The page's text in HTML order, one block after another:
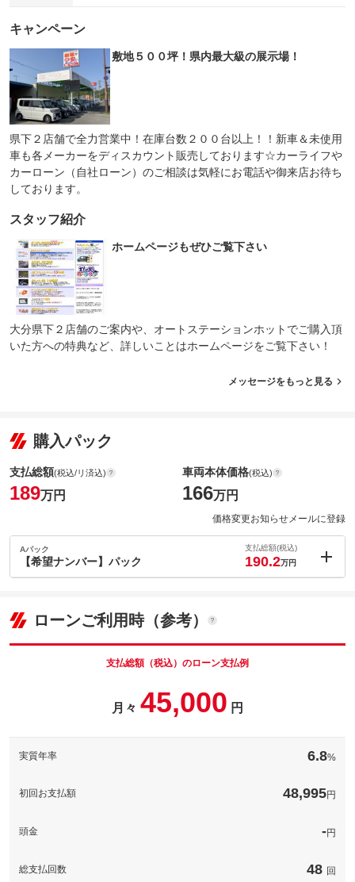
キャンペーン
敷地５００坪！県内最大級の展示場！
県下２店舗で全力営業中！在庫台数２００台以上！！新車＆未使用
車も各メーカーをディスカウント販売しております☆カーライフや
カーローン（自社ローン）のご相談は気軽にお電話や御来店お待ち
しております。
スタッフ紹介
ホームページもぜひご覧下さい
大分県下２店舗のご案内や、オートステーションホットでご購入頂
いた方への特典など、詳しいことはホームページをご覧下さい！
メッセージをもっと見る
購入パック
支払総額(税込/リ済込)
189万円
車両本体価格(税込)
166万円
価格変更お知らせメールに登録
Aパック
【希望ナンバー】パック
支払総額(税込)
190.2万円
車両本体価
166
す。※人気の数字等は、抽選になることがございます。ご了承く
備考
ローンご利用時（参考）
支払総額（税込）のローン支払例
月々 45,000 円
実質年率 6.8%
初回お支払額 48,995円
頭金 -円
総支払回数 48 回